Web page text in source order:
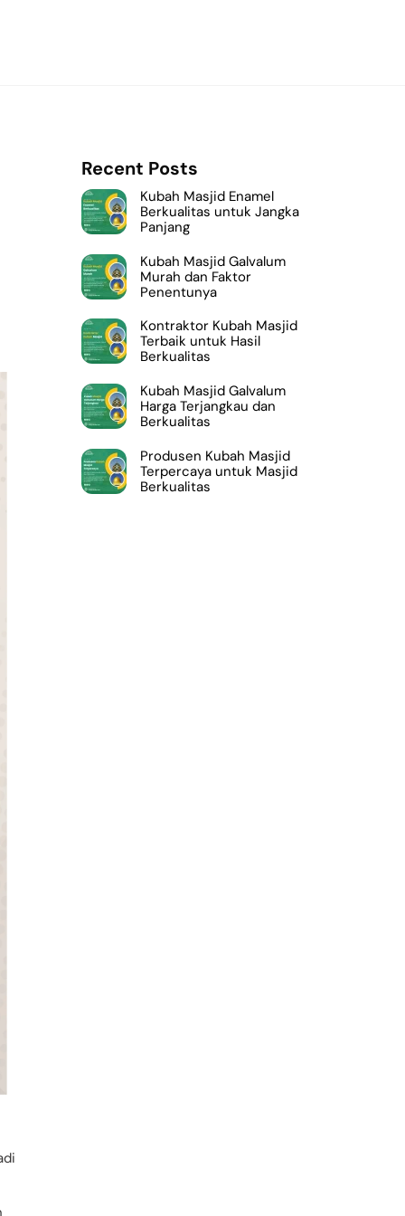
Recent Posts
Kubah Masjid Enamel
Berkualitas untuk Jangka
Panjang
Kubah Masjid Galvalum
Murah dan Faktor
Penentunya
Kontraktor Kubah Masjid
Terbaik untuk Hasil
Berkualitas
Kubah Masjid Galvalum
Harga Terjangkau dan
Berkualitas
Produsen Kubah Masjid
Terpercaya untuk Masjid
Berkualitas